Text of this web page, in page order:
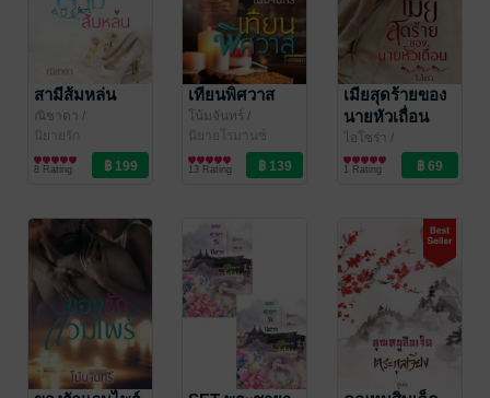
สามีส้มหล่น
ณิชาดา /
Rosequartz_writer
นิยายรัก
8 Rating
เทียนพิศวาส
โน้มจันทร์ /
Rosequartz_writer
นิยายโรมานซ์
13 Rating
เมียสุดร้ายของ
นายหัวเถื่อน
ไอโซร่า /
Rosequartz_writer
นิยายโรมานซ์
1 Rating